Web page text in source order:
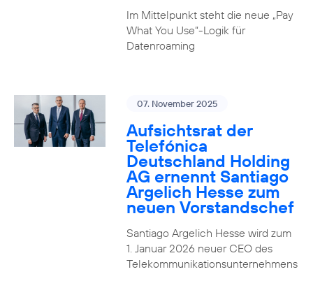
Im Mittelpunkt steht die neue „Pay
What You Use“-Logik für
Datenroaming
07. November 2025
Aufsichtsrat der
Telefónica
Deutschland Holding
AG ernennt Santiago
Argelich Hesse zum
neuen Vorstandschef
Santiago Argelich Hesse wird zum
1. Januar 2026 neuer CEO des
Telekommunikationsunternehmens